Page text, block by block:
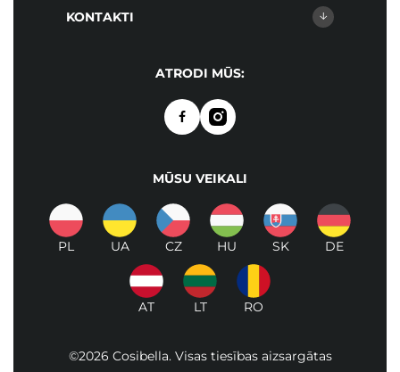
KONTAKTI
ATRODI MŪS:
MŪSU VEIKALI
PL UA CZ HU SK DE
AT LT RO
©2026 Cosibella. Visas tiesības aizsargātas